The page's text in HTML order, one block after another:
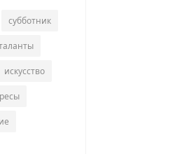
субботник
искусство